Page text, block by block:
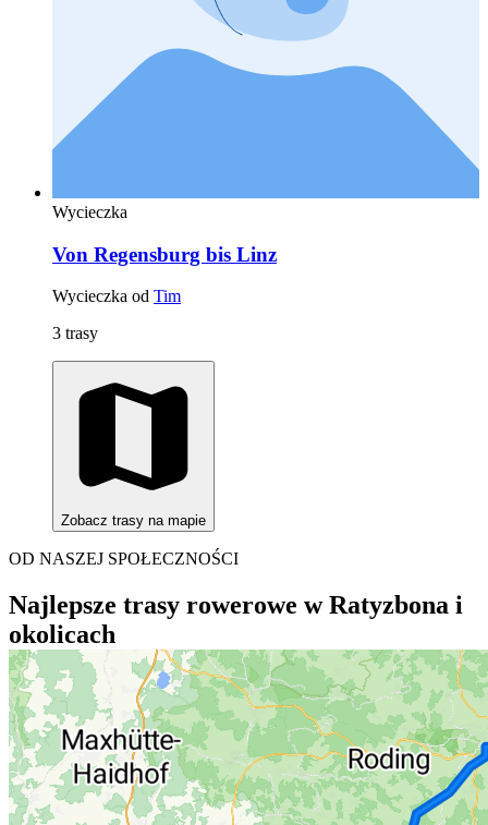
Wycieczka
Von Regensburg bis Linz
Wycieczka od Tim
3 trasy
Zobacz trasy na mapie
OD NASZEJ SPOŁECZNOŚCI
Najlepsze trasy rowerowe w Ratyzbona i
okolicach